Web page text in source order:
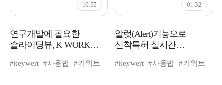
10:55
연구개발에 필요한
슬라이딩뷰, K WORK
#keywert #사용법 #키워트
01:32
알럿(Alert)기능으로
신착특허 실시간
#keywert #사용법 #키워트